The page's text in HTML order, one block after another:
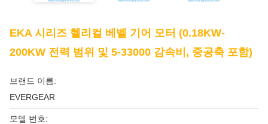
EKA 시리즈 헬리컬 베벨 기어 모터 (0.18KW-
200KW 전력 범위 및 5-33000 감속비, 중공축 포함)
브랜드 이름:
EVERGEAR
모델 번호: